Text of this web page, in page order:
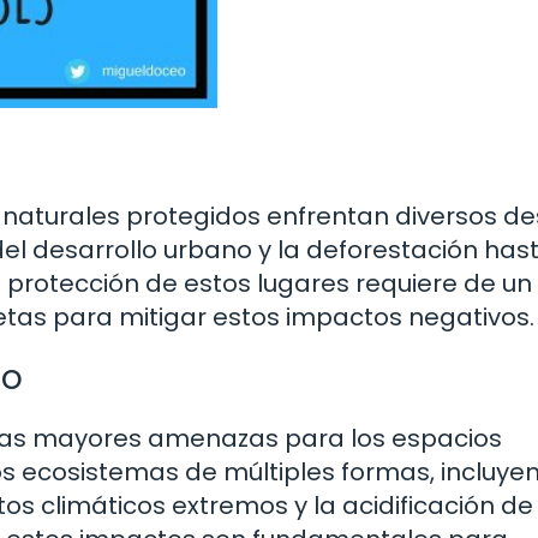
protegidos enfrentan diversos
desarrollo urbano y la deforestación
de estos lugares requiere de un
para mitigar estos impactos negativos.
mayores amenazas para los espacios
ecosistemas de múltiples formas,
climáticos extremos y la acidificación de